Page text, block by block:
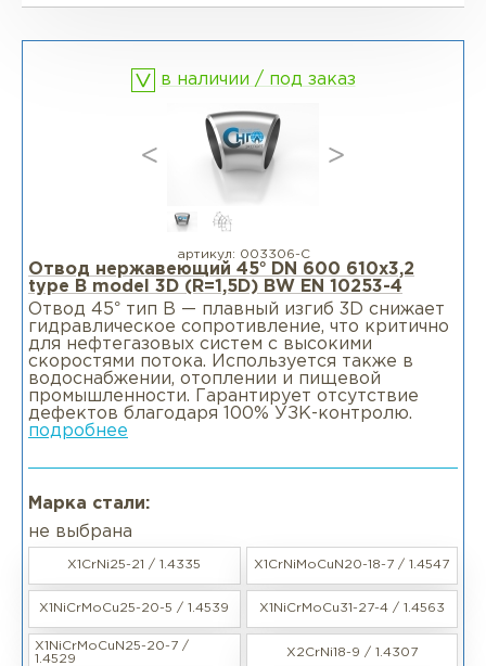
Фланцы раструбные SW
Фланцы свободные LJ
Фланцы воротниковые удлиненные
Фланцы воротниковые WN
в наличии / под заказ
артикул: 003306-С
Отвод нержавеющий 45° DN 600 610x3,2
type B model 3D (R=1,5D) BW EN 10253-4
Отвод 45° тип В — плавный изгиб 3D снижает
гидравлическое сопротивление, что критично
для нефтегазовых систем с высокими
скоростями потока. Используется также в
водоснабжении, отоплении и пищевой
промышленности. Гарантирует отсутствие
дефектов благодаря 100% УЗК-контролю.
подробнее
Марка стали:
не выбрана
X1CrNi25-21 / 1.4335 X1CrNiMoCuN20-18-7 / 1.4547
X1NiCrMoCu25-20-5 / 1.4539 X1NiCrMoCu31-27-4 / 1.4563
X1NiCrMoCuN25-20-7 /
1.4529
X2CrNi18-9 / 1.4307